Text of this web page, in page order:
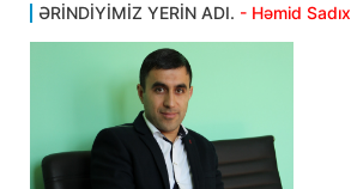
ƏRİNDİYİMİZ YERİN ADI. - Həmid Sadıx